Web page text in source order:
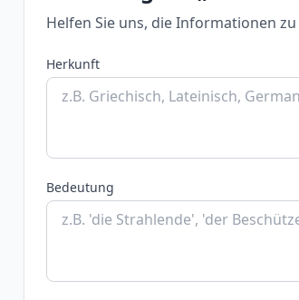
Helfen Sie uns, die Informationen
Herkunft
Bedeutung